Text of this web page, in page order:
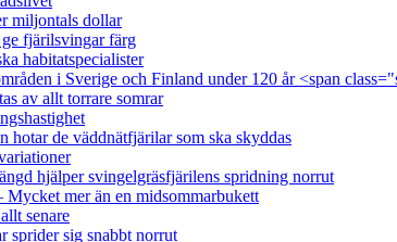
miljontals dollar
fjärilsvingar färg
habitatspecialister
i Sverige och Finland under 120 år <span
av allt torrare somrar
hotar de väddnätfjärilar som ska skyddas
hjälper svingelgräsfjärilens spridning norrut
Mycket mer än en midsommarbukett
senare
sprider sig snabbt norrut